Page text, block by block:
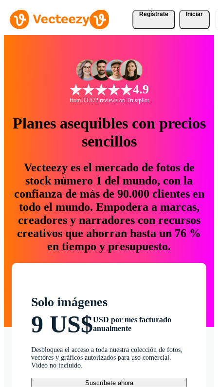
Regístrate Iniciar
4.9
from 33.572 reviews on Trustpilot
Planes asequibles con precios
sencillos
Vecteezy es el mercado de fotos de
stock número 1 del mundo, con la
confianza de más de 90.000 clientes en
todo el mundo. Empodera a marcas,
creadores y narradores con recursos
creativos que ahorran hasta un 76 %
en tiempo y presupuesto.
Solo imágenes
9 US$USD por mes facturado
anualmente
Desbloquea el acceso a toda nuestra colección de fotos,
vectores y gráficos autorizados para uso comercial.
Vídeo no incluido.
Suscríbete ahora